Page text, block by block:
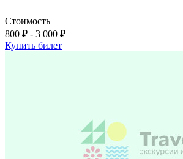
Стоимость
800 ₽ - 3 000 ₽
Купить билет